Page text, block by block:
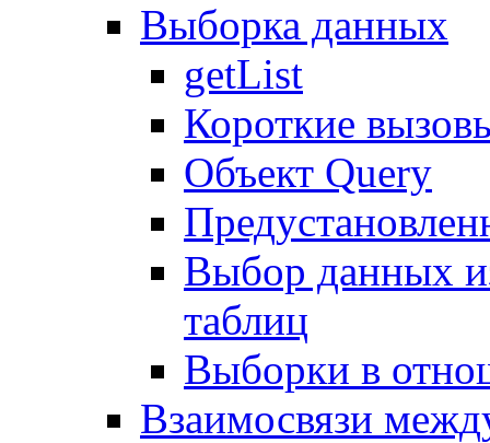
Выборка данных
getList
Короткие
Объект Query
Выбор данных
таблиц
Выборки в
Взаимосвязи